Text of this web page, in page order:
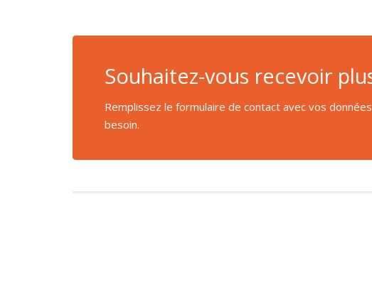
Souhaitez-vous recevoir
Remplissez le formulaire de contact avec vos
besoin.